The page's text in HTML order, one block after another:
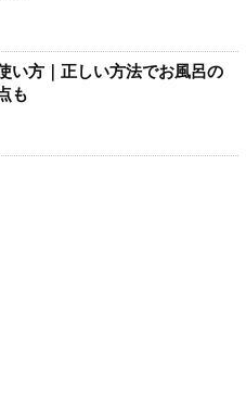
い方｜正しい方法でお風呂の
も